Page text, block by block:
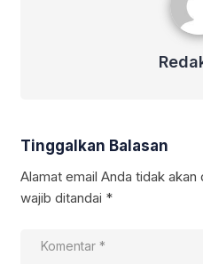
Tinggalkan Balasan
Alamat email Anda tidak akan
wajib ditandai *